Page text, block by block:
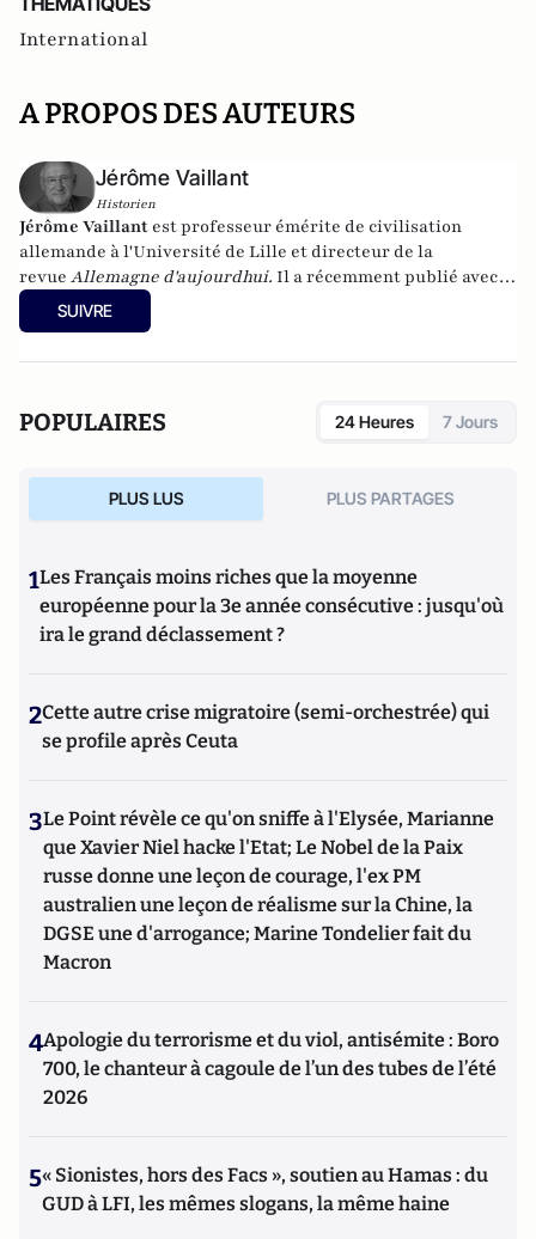
International
A PROPOS DES AUTEURS
Jérôme Vaillant
Historien
Jérôme Vaillant est professeur émérite de civilisation
allemande à l'Université de Lille et directeur de la
revue Allemagne d'aujourdhui. Il a récemment publié avec
Hans Stark "Les relations franco-allemandes: vers un
nouveau traité de l'Elysée" dans le numéro 226 de
SUIVRE
POPULAIRES 24 Heures 7 Jours
PLUS LUS PLUS PARTAGES
1Les Français moins riches que la moyenne
européenne pour la 3e année consécutive : jusqu'où
ira le grand déclassement ?
2Cette autre crise migratoire (semi-orchestrée) qui
se profile après Ceuta
3Le Point révèle ce qu'on sniffe à l'Elysée, Marianne
que Xavier Niel hacke l'Etat; Le Nobel de la Paix
russe donne une leçon de courage, l'ex PM
australien une leçon de réalisme sur la Chine, la
DGSE une d'arrogance; Marine Tondelier fait du
Macron
4Apologie du terrorisme et du viol, antisémite : Boro
700, le chanteur à cagoule de l’un des tubes de l’été
2026
5« Sionistes, hors des Facs », soutien au Hamas : du
GUD à LFI, les mêmes slogans, la même haine